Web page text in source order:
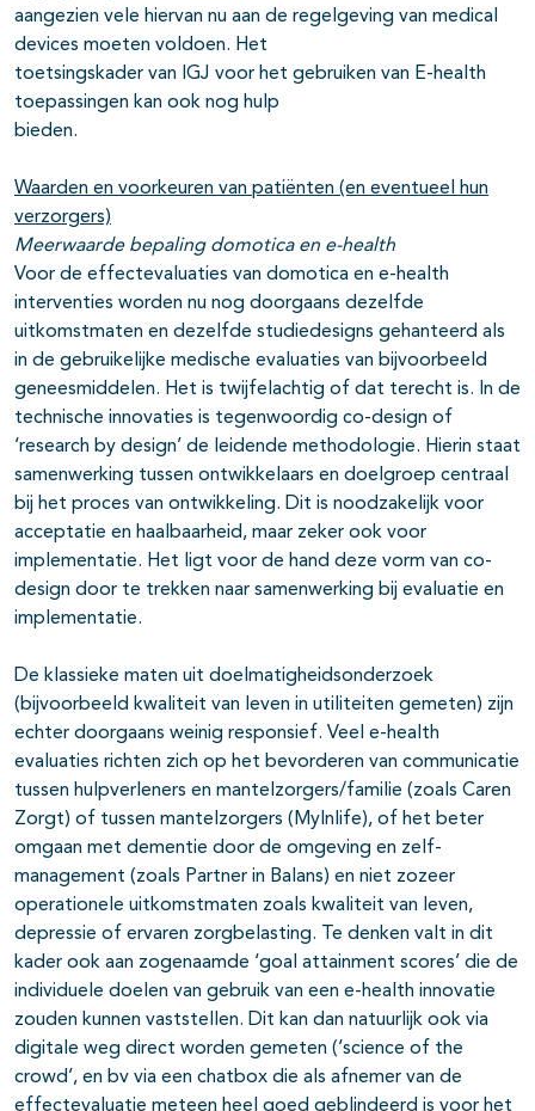
aangezien vele hiervan nu aan de regelgeving van medical
devices moeten voldoen. Het
toetsingskader van IGJ voor het gebruiken van E-health
toepassingen kan ook nog hulp
bieden.
Waarden en voorkeuren van patiënten (en eventueel hun
verzorgers)
Meerwaarde bepaling domotica en e-health
Voor de effectevaluaties van domotica en e-health
interventies worden nu nog doorgaans dezelfde
uitkomstmaten en dezelfde studiedesigns gehanteerd als
in de gebruikelijke medische evaluaties van bijvoorbeeld
geneesmiddelen. Het is twijfelachtig of dat terecht is. In de
technische innovaties is tegenwoordig co-design of
‘research by design’ de leidende methodologie. Hierin staat
samenwerking tussen ontwikkelaars en doelgroep centraal
bij het proces van ontwikkeling. Dit is noodzakelijk voor
acceptatie en haalbaarheid, maar zeker ook voor
implementatie. Het ligt voor de hand deze vorm van co-
design door te trekken naar samenwerking bij evaluatie en
implementatie.
De klassieke maten uit doelmatigheidsonderzoek
(bijvoorbeeld kwaliteit van leven in utiliteiten gemeten) zijn
echter doorgaans weinig responsief. Veel e-health
evaluaties richten zich op het bevorderen van communicatie
tussen hulpverleners en mantelzorgers/familie (zoals Caren
Zorgt) of tussen mantelzorgers (MyInlife), of het beter
omgaan met dementie door de omgeving en zelf-
management (zoals Partner in Balans) en niet zozeer
operationele uitkomstmaten zoals kwaliteit van leven,
depressie of ervaren zorgbelasting. Te denken valt in dit
kader ook aan zogenaamde ‘goal attainment scores’ die de
individuele doelen van gebruik van een e-health innovatie
zouden kunnen vaststellen. Dit kan dan natuurlijk ook via
digitale weg direct worden gemeten (‘science of the
crowd’, en bv via een chatbox die als afnemer van de
effectevaluatie meteen heel goed geblindeerd is voor het